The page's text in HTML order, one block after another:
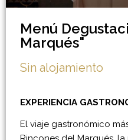
Menú
Marqués"
Sin alojamiento
EXPERIENCIA
El viaje gastronómico